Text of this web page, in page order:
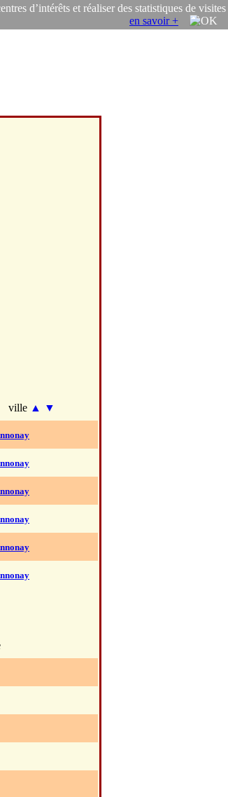
d’intérêts et réaliser des statistiques de visites
en savoir +
ville ▲
▼